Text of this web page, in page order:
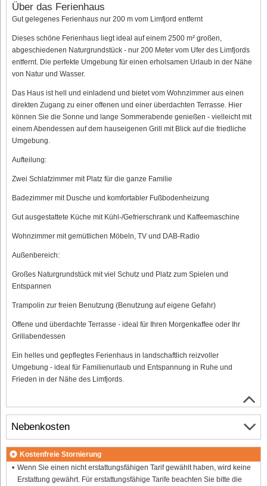
Über das Ferienhaus
Gut gelegenes Ferienhaus nur 200 m vom Limfjord entfernt
Dieses schöne Ferienhaus liegt ideal auf einem 2500 m² großen,
abgeschiedenen Naturgrundstück - nur 200 Meter vom Ufer des Limfjords
entfernt. Die perfekte Umgebung für einen erholsamen Urlaub in der Nähe
von Natur und Wasser.
Das Haus ist hell und einladend und bietet vom Wohnzimmer aus einen
direkten Zugang zu einer offenen und einer überdachten Terrasse. Hier
können Sie die Sonne und lange Sommerabende genießen - vielleicht mit
einem Abendessen auf dem hauseigenen Grill mit Blick auf die friedliche
Umgebung.
Aufteilung:
Zwei Schlafzimmer mit Platz für die ganze Familie
Badezimmer mit Dusche und komfortabler Fußbodenheizung
Gut ausgestattete Küche mit Kühl-/Gefrierschrank und Kaffeemaschine
Wohnzimmer mit gemütlichen Möbeln, TV und DAB-Radio
Außenbereich:
Großes Naturgrundstück mit viel Schutz und Platz zum Spielen und
Entspannen
Trampolin zur freien Benutzung (Benutzung auf eigene Gefahr)
Offene und überdachte Terrasse - ideal für Ihren Morgenkaffee oder Ihr
Grillabendessen
Ein helles und gepflegtes Ferienhaus in landschaftlich reizvoller
Umgebung - ideal für Familienurlaub und Entspannung in Ruhe und
Frieden in der Nähe des Limfjords.
Nebenkosten
Kostenfreie Stornierung
Wenn Sie einen nicht erstattungsfähigen Tarif gewählt haben, wird keine
Erstattung gewährt. Für erstattungsfähige Tarife beachten Sie bitte die